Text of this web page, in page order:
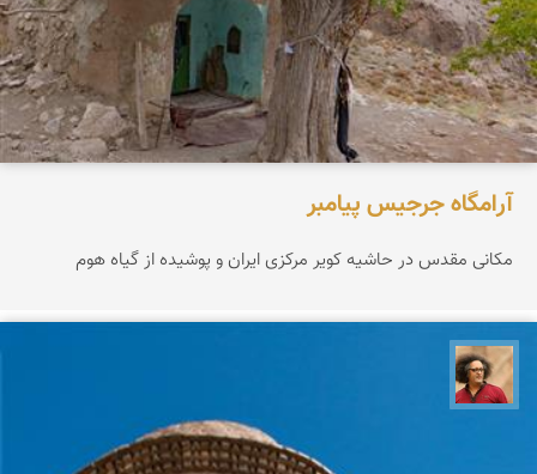
آرامگاه جرجیس پیامبر
مکانی مقدس در حاشیه کویر مرکزی ایران و پوشیده از گیاه هوم